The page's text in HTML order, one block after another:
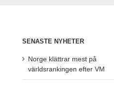
SENASTE NYHETER
Norge klättrar mest på
världsrankingen efter VM